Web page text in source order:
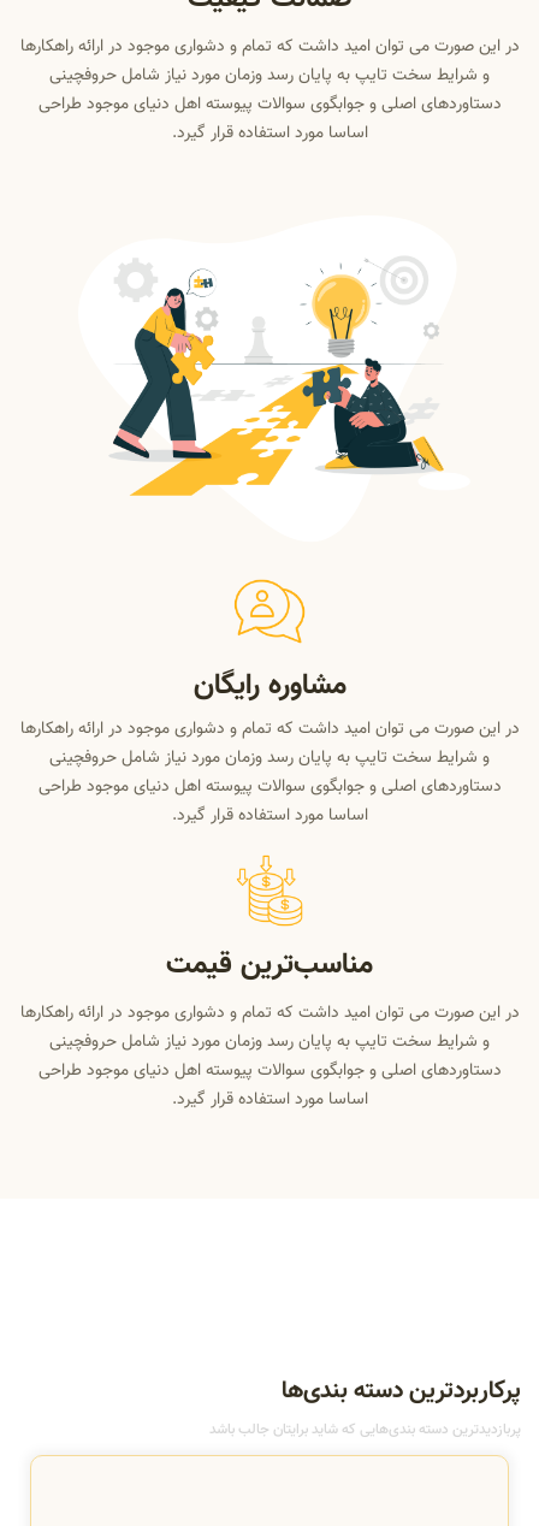
در این صورت می توان امید داشت که تمام و دشواری موجود در ارائه راهکارها
و شرایط سخت تایپ به پایان رسد وزمان مورد نیاز شامل حروفچینی
دستاوردهای اصلی و جوابگوی سوالات پیوسته اهل دنیای موجود طراحی
اساسا مورد استفاده قرار گیرد.
مشاوره رایگان
در این صورت می توان امید داشت که تمام و دشواری موجود در ارائه راهکارها
و شرایط سخت تایپ به پایان رسد وزمان مورد نیاز شامل حروفچینی
دستاوردهای اصلی و جوابگوی سوالات پیوسته اهل دنیای موجود طراحی
اساسا مورد استفاده قرار گیرد.
مناسب‌ترین قیمت
در این صورت می توان امید داشت که تمام و دشواری موجود در ارائه راهکارها
و شرایط سخت تایپ به پایان رسد وزمان مورد نیاز شامل حروفچینی
دستاوردهای اصلی و جوابگوی سوالات پیوسته اهل دنیای موجود طراحی
اساسا مورد استفاده قرار گیرد.
پرکاربردترین دسته بندی‌ها
پربازدیدترین دسته بندی‌هایی که شاید برایتان جالب باشد